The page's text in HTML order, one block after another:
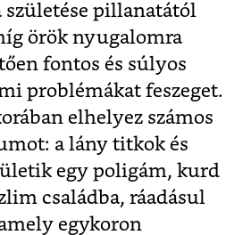
születése pillanatától
örök nyugalomra
fontos és súlyos
problémákat feszeget.
elhelyez számos
a lány titkok és
egy poligám, kurd
családba, ráadásul
egykoron